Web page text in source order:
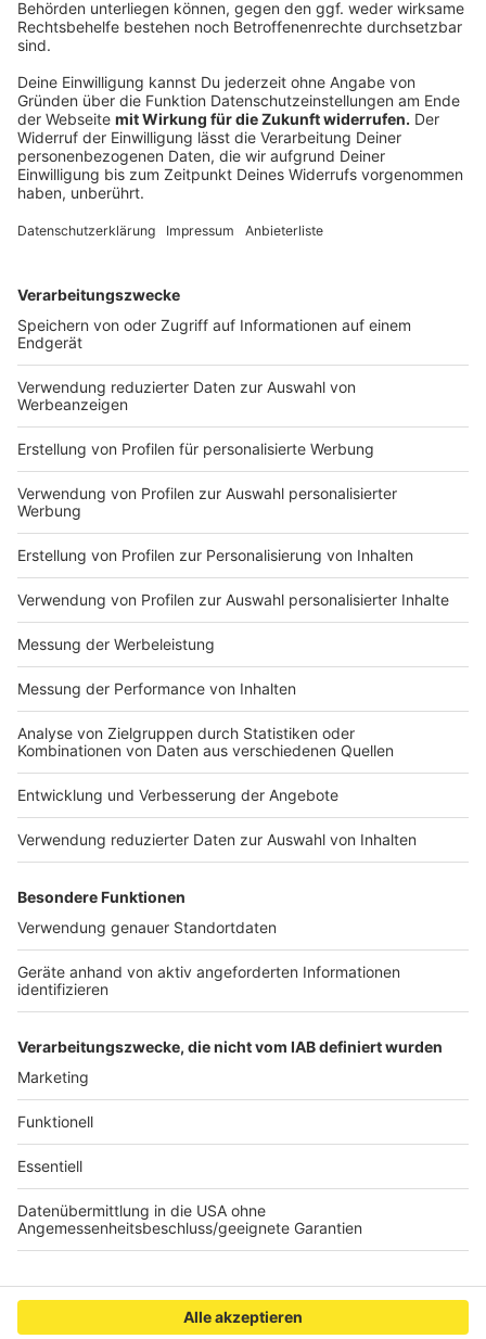
Butter abstreichen. Den kalten Rotkohl auf den
strammen Rolle aufdrehen. Mit Butter
abstreichen und im Ofen bei 200 Grad ungefähr 15
Minuten goldgelb backen.
Wallnusssoße:
anschwitzen. Die Walnüsse dazugeben mit
den Gemüsefond dazugeben.
Etwas einkochen, mit der Sahne auffüllen und
alles im Mixer pürieren. Mit Salz, Limette und
Pfeffer abschmecken.
Anzeige
Das ist der Kitchen Club by Nelson Müller
Anzeige
Bei euch läuft das Radio in der Küche, bei uns die
Küche im Radio. Starkoch Nelson Müller lädt uns
exklusiv in seinen Kitchen Club ein. Ab sofort versorgt
er uns täglich mit raffinierten Rezepten zum
Nachkochen oder Nachkochen lassen. Nelson nimmt
uns mit in seine Küche und weiht uns in die
Geheimnisse eines bekannten Profikochs ein. Der
Gourmets und Gourmüsen. Für alle von euch, die
wissen, dass Kardamom ein Gewürz ist und kein
Ersatzteil fürs Auto. Das ist "Foodtainment" der
Extraklasse. Feinste Küche, die man überall genießen
oder wie Nelson es sagt: "Macht nix, wenn's
schmeckt!"
Nelson Müller live erleben? Hier gibt esInfos zu den
Anzeige